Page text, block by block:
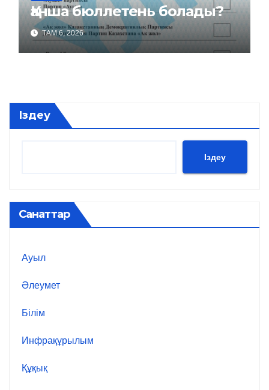
Қанша бюллетень болады?
ТАМ 6, 2026
Іздеу
Іздеу
Санаттар
Ауыл
Әлеумет
Білім
Инфрақұрылым
Құқық